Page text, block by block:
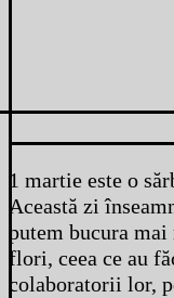
1 martie este o
Această zi
putem bucura
flori, ceea ce au
colaboratorii lor,